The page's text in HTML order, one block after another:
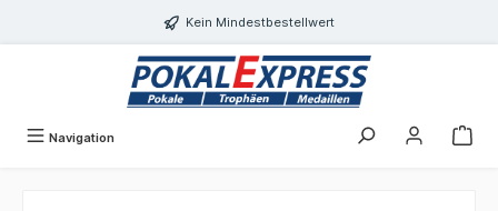
Kein Mindestbestellwert
Navigation